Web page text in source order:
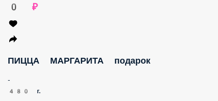
0 ₽
ПИЦЦА МАРГАРИТА подарок
-
480 г.